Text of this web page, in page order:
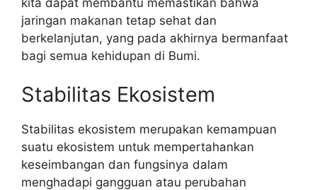
jaringan makanan tetap sehat dan
berkelanjutan, yang pada akhirnya bermanfaat
bagi semua kehidupan di Bumi.
Stabilitas Ekosistem
Stabilitas ekosistem merupakan kemampuan
suatu ekosistem untuk mempertahankan
keseimbangan dan fungsinya dalam
menghadapi gangguan atau perubahan